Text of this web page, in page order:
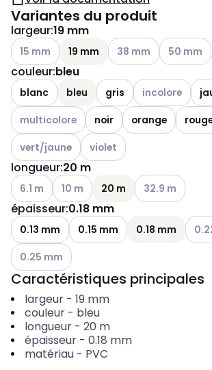
Variantes du produit
largeur:19 mm
Voir les options disponibles
15 mm 19 mm Voir les options
38 mm Voir les
50 mm
couleur:bleu
blanc bleu gris Voir les options
incolore
Voir les options disponibles
multicolore noir orange
Voir les options disponibles
vert/jaune Voir les options disponibles
violet
longueur:20 m
Voir les options disponibles
6.1 m Voir les options disponibles
10 m 20 m Voir les options
32.9 m
épaisseur:0.18 mm
0.13 mm 0.15 mm 0.18 mm Voir
Voir les options disponibles
0.25 mm
Caractéristiques principales
largeur- 19 mm
couleur- bleu
longueur- 20 m
épaisseur- 0.18 mm
matériau- PVC